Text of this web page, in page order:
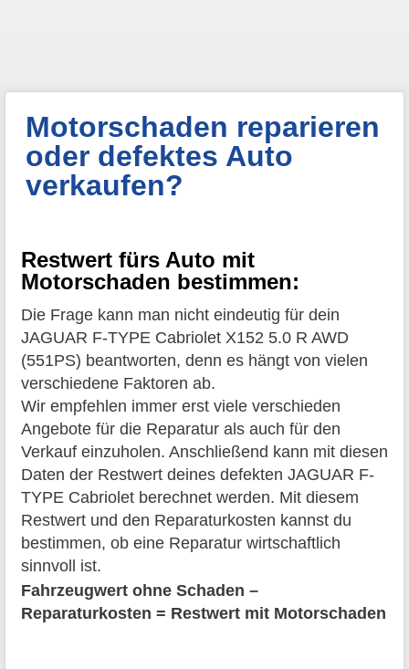
Motorschaden reparieren
oder defektes Auto
verkaufen?
Restwert fürs Auto mit
Motorschaden bestimmen:
Die Frage kann man nicht eindeutig für dein
JAGUAR F-TYPE Cabriolet X152 5.0 R AWD
(551PS) beantworten, denn es hängt von vielen
verschiedene Faktoren ab.
Wir empfehlen immer erst viele verschieden
Angebote für die Reparatur als auch für den
Verkauf einzuholen. Anschließend kann mit diesen
Daten der Restwert deines defekten JAGUAR F-
TYPE Cabriolet berechnet werden. Mit diesem
Restwert und den Reparaturkosten kannst du
bestimmen, ob eine Reparatur wirtschaftlich
sinnvoll ist.
Fahrzeugwert ohne Schaden –
Reparaturkosten = Restwert mit Motorschaden